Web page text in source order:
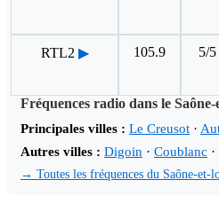
RTL2 ▶ 105.9 5/5
Fréquences radio dans le
Principales villes : Le Creusot ·
Autres villes : Digoin · Coublanc ·
→ Toutes les fréquences du Saône-et-